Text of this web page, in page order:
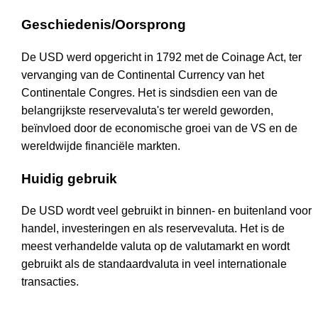
Geschiedenis/Oorsprong
De USD werd opgericht in 1792 met de Coinage Act, ter
vervanging van de Continental Currency van het
Continentale Congres. Het is sindsdien een van de
belangrijkste reservevaluta's ter wereld geworden,
beïnvloed door de economische groei van de VS en de
wereldwijde financiële markten.
Huidig gebruik
De USD wordt veel gebruikt in binnen- en buitenland voor
handel, investeringen en als reservevaluta. Het is de
meest verhandelde valuta op de valutamarkt en wordt
gebruikt als de standaardvaluta in veel internationale
transacties.